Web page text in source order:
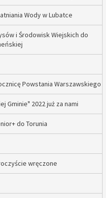
Wody w Lubatce
i Środowisk Wiejskich do
Powstania Warszawskiego
Gminie" 2022 już za nami
do Torunia
wręczone